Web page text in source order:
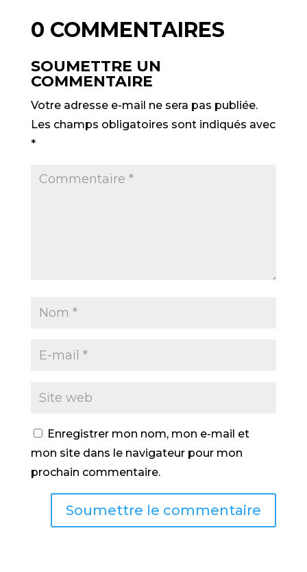
0 COMMENTAIRES
SOUMETTRE UN
COMMENTAIRE
Votre adresse e-mail ne sera pas publiée.
Les champs obligatoires sont indiqués avec
*
Enregistrer mon nom, mon e-mail et
mon site dans le navigateur pour mon
prochain commentaire.
Soumettre le commentaire